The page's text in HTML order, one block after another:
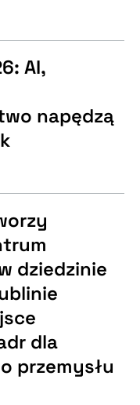
AI,
napędzą
dziedzinie
dla
przemysłu